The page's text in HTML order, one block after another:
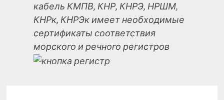
кабель КМПВ, КНР, КНРЭ, НРШМ,
КНРк, КНРЭк имеет необходимые
сертификаты соответствия
морского и речного регистров